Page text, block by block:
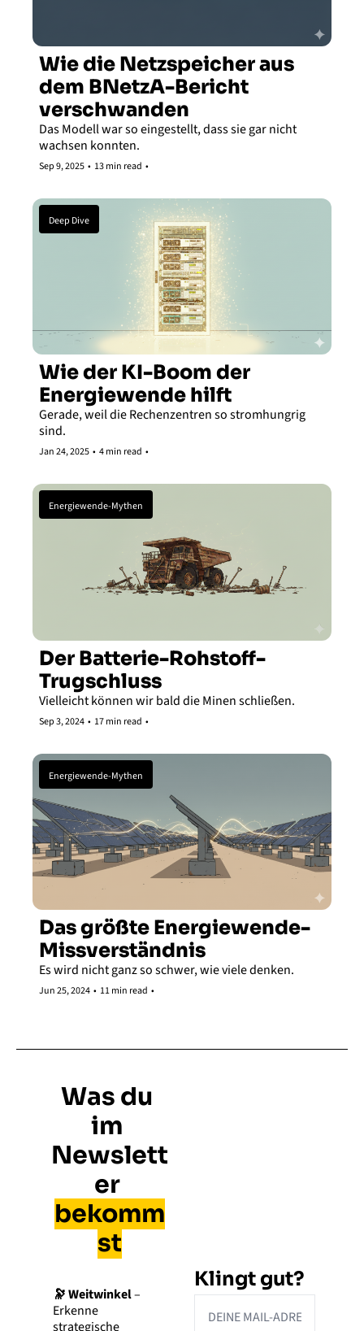
Wie die Netzspeicher aus
dem BNetzA-Bericht
verschwanden
Das Modell war so eingestellt, dass sie gar nicht
Sep 9, 2025 • 13 min read •
Deep Dive
Wie der KI-Boom der
Energiewende hilft
Gerade, weil die Rechenzentren so stromhungrig
sind.
Jan 24, 2025 • 4 min read •
Energiewende-Mythen
Der Batterie-Rohstoff-
Trugschluss
Sep 3, 2024 • 17 min read •
Energiewende-Mythen
Das größte Energiewende-
Missverständnis
Jun 25, 2024 • 11 min read •
Was du
im
Newslett
er
bekomm
st
🔭 Weitwinkel –
Erkenne
strategische